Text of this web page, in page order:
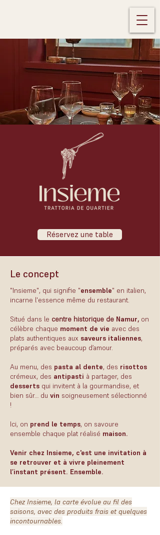
Réservez une table
Le concept
"Insieme", qui signifie "ensemble" en italien,
incarne l'essence même du restaurant.
Situé dans le centre historique de Namur, on
célèbre chaque moment de vie avec des
plats authentiques aux saveurs italiennes,
préparés avec beaucoup d’amour.
Au menu, des pasta al dente, des risottos
crémeux, des antipasti à partager, des
desserts qui invitent à la gourmandise, et
bien sûr… du vin soigneusement sélectionné
!
Ici, on prend le temps, on savoure
ensemble chaque plat réalisé maison.
Venir chez Insieme, c'est une invitation à
se retrouver et à vivre pleinement
l’instant présent. Ensemble.
Chez Insieme, la carte évolue au fil des
saisons, avec des produits frais et quelques
incontournables.